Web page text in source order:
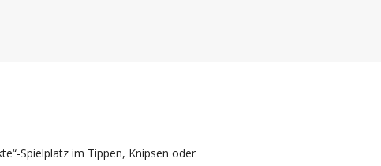
Spielplatz im Tippen, Knipsen oder